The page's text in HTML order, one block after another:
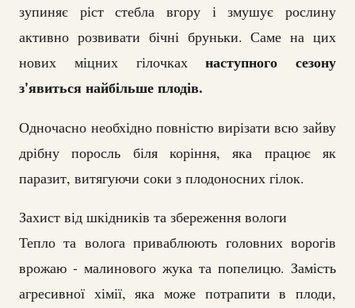
зупиняє ріст стебла вгору і змушує рослину
активно розвивати бічні бруньки. Саме на цих
нових міцних гілочкахнаступного сезону
з'явиться найбільше плодів.
Одночасно необхідно повністю вирізати всю зайву
дрібну поросль біля коріння, яка працює як
паразит, витягуючи соки з плодоносних гілок.
Захист від шкідників та збереження вологи
Тепло та волога приваблюють головних ворогів
врожаю - малинового жука та попелицю. Замість
агресивної хімії, яка може потрапити в плоди,